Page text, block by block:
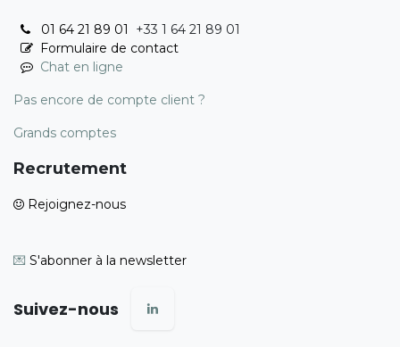
01 64 21 89 01 +33 1 64 21 89 01
Formulaire de contact
Chat en ligne
Pas encore de compte client ?
Grands comptes
Recrutement
Rejoignez-nous
💌 S'abonner à la newsletter
Suivez-nous